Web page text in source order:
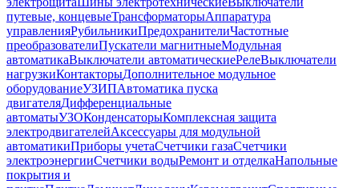
путевые, концевыеТрансформаторыАппаратура
управленияРубильникиПредохранителиЧастотные
преобразователиПускатели магнитныеМодульная
автоматикаВыключатели автоматическиеРелеВыключатели
нагрузкиКонтакторыДополнительное модульное
оборудованиеУЗИПАвтоматика пуска
двигателяДифференциальные
автоматыУЗОКонденсаторыКомплексная защита
электродвигателейАксессуары для модульной
автоматикиПриборы учетаСчетчики газаСчетчики
электроэнергииСчетчики водыРемонт и отделкаНапольные
покрытия и